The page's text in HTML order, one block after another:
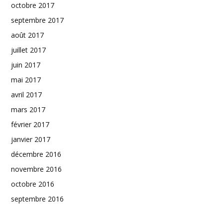
octobre 2017
septembre 2017
août 2017
juillet 2017
juin 2017
mai 2017
avril 2017
mars 2017
février 2017
janvier 2017
décembre 2016
novembre 2016
octobre 2016
septembre 2016